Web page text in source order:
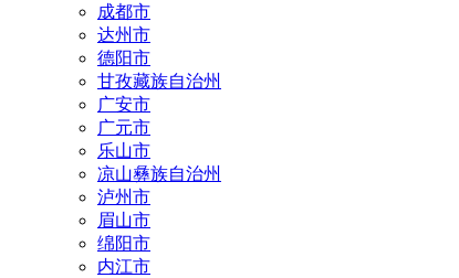
成都市
达州市
德阳市
甘孜藏族自治州
广安市
广元市
乐山市
凉山彝族自治州
泸州市
眉山市
绵阳市
内江市